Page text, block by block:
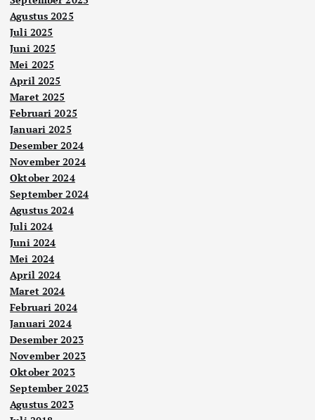
Agustus 2025
Juli 2025
Juni 2025
Mei 2025
April 2025
Maret 2025
Februari 2025
Januari 2025
Desember 2024
November 2024
Oktober 2024
September 2024
Agustus 2024
Juli 2024
Juni 2024
Mei 2024
April 2024
Maret 2024
Februari 2024
Januari 2024
Desember 2023
November 2023
Oktober 2023
September 2023
Agustus 2023